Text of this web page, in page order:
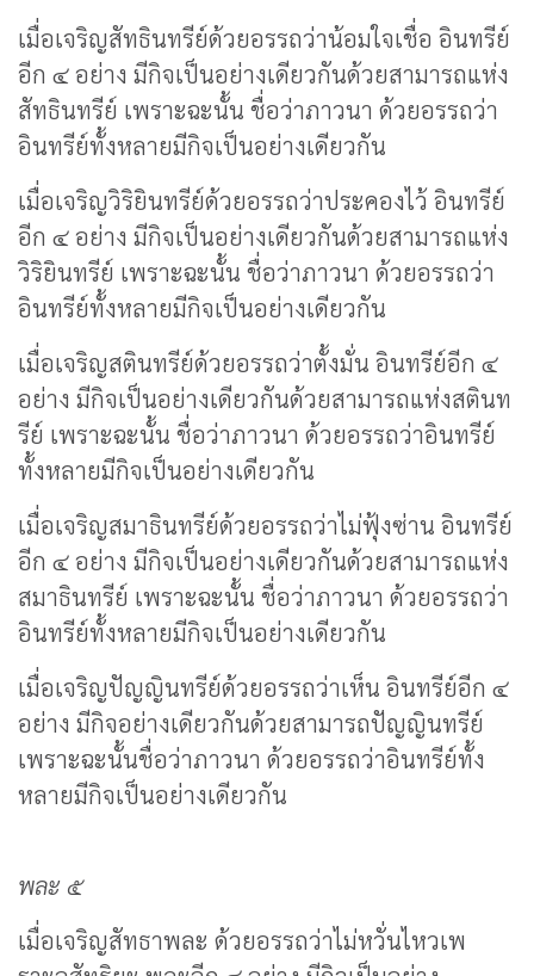
เมื่อเจริญสัทธินทรีย์ด้วยอรรถว่าน้อมใจเชื่อ อินทรีย์
อีก ๔ อย่าง มีกิจเป็นอย่างเดียวกันด้วยสามารถแห่ง
สัทธินทรีย์ เพราะฉะนั้น ชื่อว่าภาวนา ด้วยอรรถว่า
อินทรีย์ทั้งหลายมีกิจเป็นอย่างเดียวกัน
เมื่อเจริญวิริยินทรีย์ด้วยอรรถว่าประคองไว้ อินทรีย์
อีก ๔ อย่าง มีกิจเป็นอย่างเดียวกันด้วยสามารถแห่ง
วิริยินทรีย์ เพราะฉะนั้น ชื่อว่าภาวนา ด้วยอรรถว่า
อินทรีย์ทั้งหลายมีกิจเป็นอย่างเดียวกัน
เมื่อเจริญสตินทรีย์ด้วยอรรถว่าตั้งมั่น อินทรีย์อีก ๔
อย่าง มีกิจเป็นอย่างเดียวกันด้วยสามารถแห่งสตินท
รีย์ เพราะฉะนั้น ชื่อว่าภาวนา ด้วยอรรถว่าอินทรีย์
ทั้งหลายมีกิจเป็นอย่างเดียวกัน
เมื่อเจริญสมาธินทรีย์ด้วยอรรถว่าไม่ฟุ้งซ่าน อินทรีย์
อีก ๔ อย่าง มีกิจเป็นอย่างเดียวกันด้วยสามารถแห่ง
สมาธินทรีย์ เพราะฉะนั้น ชื่อว่าภาวนา ด้วยอรรถว่า
อินทรีย์ทั้งหลายมีกิจเป็นอย่างเดียวกัน
เมื่อเจริญปัญญินทรีย์ด้วยอรรถว่าเห็น อินทรีย์อีก ๔
อย่าง มีกิจอย่างเดียวกันด้วยสามารถปัญญินทรีย์
เพราะฉะนั้นชื่อว่าภาวนา ด้วยอรรถว่าอินทรีย์ทั้ง
หลายมีกิจเป็นอย่างเดียวกัน
พละ ๕
เมื่อเจริญสัทธาพละ ด้วยอรรถว่าไม่หวั่นไหวเพ